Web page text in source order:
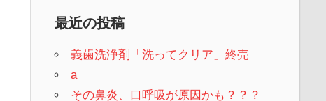
最近の投稿
義歯洗浄剤「洗ってクリア」終売
a
その鼻炎、口呼吸が原因かも？？？